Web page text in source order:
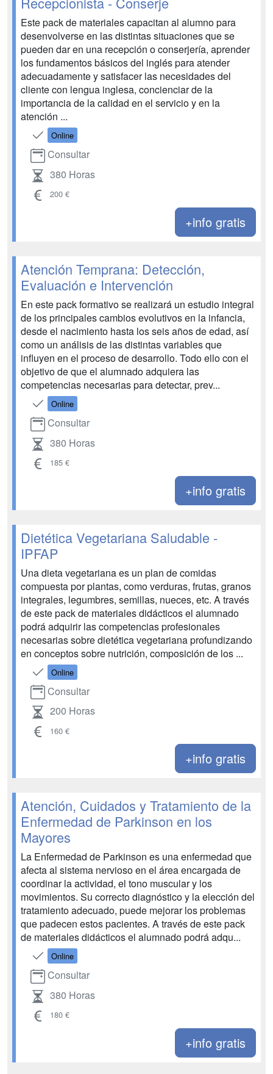
Este pack de materiales capacitan al alumno para
desenvolverse en las distintas situaciones que se
pueden dar en una recepción o conserjería, aprender
los fundamentos básicos del inglés para atender
adecuadamente y satisfacer las necesidades del
cliente con lengua inglesa, concienciar de la
importancia de la calidad en el servicio y en la
atención ...
Online
Consultar
380 Horas
200 €
+info gratis
Atención Temprana: Detección,
Evaluación e Intervención
En este pack formativo se realizará un estudio integral
de los principales cambios evolutivos en la infancia,
desde el nacimiento hasta los seis años de edad, así
como un análisis de las distintas variables que
influyen en el proceso de desarrollo. Todo ello con el
objetivo de que el alumnado adquiera las
competencias necesarias para detectar, prev...
Online
Consultar
380 Horas
185 €
+info gratis
Dietética Vegetariana Saludable -
IPFAP
Una dieta vegetariana es un plan de comidas
compuesta por plantas, como verduras, frutas, granos
integrales, legumbres, semillas, nueces, etc. A través
de este pack de materiales didácticos el alumnado
podrá adquirir las competencias profesionales
necesarias sobre dietética vegetariana profundizando
en conceptos sobre nutrición, composición de los ...
Online
Consultar
200 Horas
160 €
+info gratis
Atención, Cuidados y Tratamiento de la
Enfermedad de Parkinson en los
Mayores
La Enfermedad de Parkinson es una enfermedad que
afecta al sistema nervioso en el área encargada de
coordinar la actividad, el tono muscular y los
movimientos. Su correcto diagnóstico y la elección del
tratamiento adecuado, puede mejorar los problemas
que padecen estos pacientes. A través de este pack
de materiales didácticos el alumnado podrá adqu...
Online
Consultar
380 Horas
180 €
+info gratis